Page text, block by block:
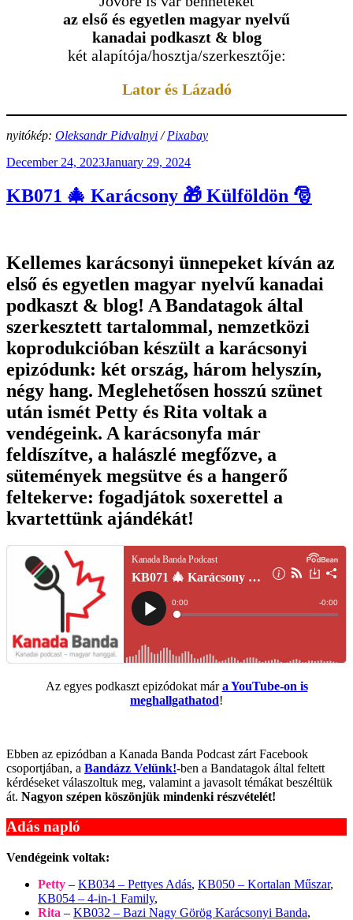
az első és egyetlen magyar nyelvű
kanadai podkaszt & blog
két alapítója/hosztja/szerkesztője:
Lator és Lázadó
nyitókép: Oleksandr Pidvalnyi /Pixabay
Posted
December 24, 2023January 29, 2024
KB071 🎄 Karácsony 🎁 Külföldön 🎅
Kellemes karácsonyi ünnepeket kíván az
első és egyetlen magyar nyelvű kanadai
podkaszt & blog! A Bandatagok által
szerkesztett tartalommal, nemzetközi
koprodukcióban készült a karácsonyi
epizódunk: két ország, három helyszín,
négy hang. Meglehetősen hosszú szünet
után ismét Petty és Rita voltak a
vendégeink. A karácsonyfa már
feldíszítve, a halászlé megfőzve, a
sütemények megsütve és a hangerő
feltekerve: fogadjátok soxerettel a
kvartettünk ajándékát!
Az egyes podkaszt epizódokat mára YouTube-on is
meghallgathatod!
Ebben az epizódban a Kanada Banda Podcast zárt Facebook
csoportjában, a Bandázz Velünk!-ben a Bandatagok által feltett
kérdéseket válaszoltuk meg, valamint a javasolt témákat beszéltük
át. Nagyon szépen köszönjük mindenki részvételét!
Adás napló
Vendégeink voltak:
Petty – KB034 – Pettyes Adás, KB050 – Kortalan Műszar,
KB054 – 4-in-1 Family,
Rita – KB032 – Bazi Nagy Görög Karácsonyi Banda,